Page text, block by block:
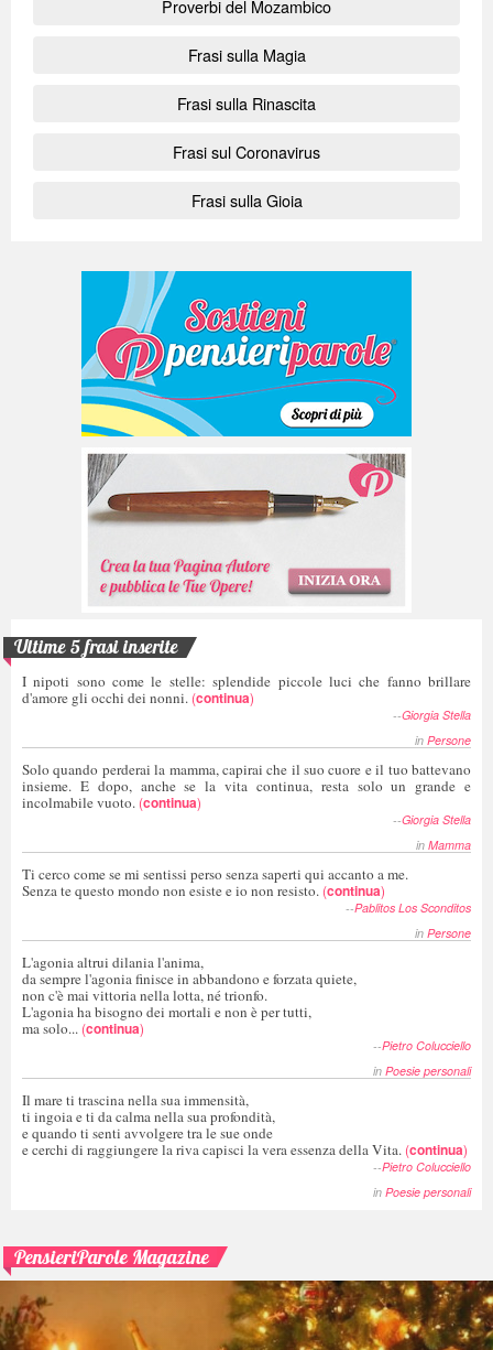
Proverbi del Mozambico
Frasi sulla Magia
Frasi sulla Rinascita
Frasi sul Coronavirus
Frasi sulla Gioia
Ultime 5 frasi inserite
I nipoti sono come le stelle: splendide piccole luci che fanno brillare
d'amore gli occhi dei nonni. (continua)
--Giorgia Stella
in Persone
Solo quando perderai la mamma, capirai che il suo cuore e il tuo battevano
insieme. E dopo, anche se la vita continua, resta solo un grande e
incolmabile vuoto. (continua)
--Giorgia Stella
in Mamma
Ti cerco come se mi sentissi perso senza saperti qui accanto a me.
Senza te questo mondo non esiste e io non resisto. (continua)
--Pablitos Los Sconditos
in Persone
L'agonia altrui dilania l'anima,
da sempre l'agonia finisce in abbandono e forzata quiete,
non c'è mai vittoria nella lotta, né trionfo.
L'agonia ha bisogno dei mortali e non è per tutti,
ma solo... (continua)
--Pietro Colucciello
in Poesie personali
Il mare ti trascina nella sua immensità,
ti ingoia e ti da calma nella sua profondità,
e quando ti senti avvolgere tra le sue onde
e cerchi di raggiungere la riva capisci la vera essenza della Vita. (continua)
--Pietro Colucciello
in Poesie personali
PensieriParole Magazine